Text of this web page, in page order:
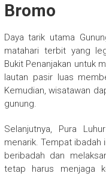
Bromo
Daya tarik utama
matahari terbit yang
Bukit Penanjakan untuk
lautan pasir luas
Kemudian, wisatawan
gunung.
Selanjutnya, Pura
menarik. Tempat ibadah
beribadah dan
tetap harus menjaga